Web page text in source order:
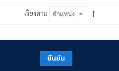
เรียงตาม
ยืนยัน